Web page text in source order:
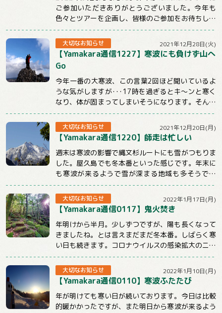
ご参加いただきありがとうございました。今年も
色々とツアーを企画し、皆様のご参加をお待ちして
おります。引き続きYamakaraを...
大切なお知らせ 2021年12月28日(火)
【Yamakara通信1227】寒波にも負けず山へ
Go
今年一番の大寒波、この言葉2回ほど聞いているよ
うな気がしますが･･･17時を過ぎるとキ～ンと寒く
なり、体が固まってしまいそうになります。そんな
時こそ体を動かしてぽかぽかにしないとだめ...
大切なお知らせ 2021年12月20日(月)
【Yamakara通信1220】師走は忙しい
週末は寒波の影響で縄文杉ルートにも雪がつもりま
した。屋久島でも冬本番といった感じです。年末に
も寒波が来るようで雪が深まる地域も多そうです
ね。今週のメルマガはnewツアーや屋久島ツアー...
大切なお知らせ 2022年1月17日(月)
【Yamakara通信0117】鬼火焚き
年明けから半月。少しずつですが、陽も長くなって
きましたね。とは言えまだまだ冬本番。しばらく寒
い日も続きます。コロナウイルスの感染拡大のニュ
ースも気になる状況ですが、体調管理と感染対策...
大切なお知らせ 2022年1月10日(月)
【Yamakara通信0110】寒波ふたたび
年が明けても寒い日が続いております。今日は比較
的暖かかったですが、また明日から寒波が来るよう